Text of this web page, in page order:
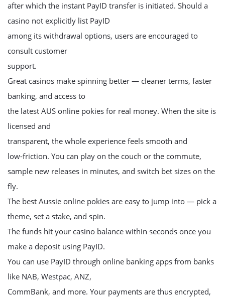
after which the instant PayID transfer is initiated. Should a
casino not explicitly list PayID
among its withdrawal options, users are encouraged to
consult customer
support.
Great casinos make spinning better — cleaner terms, faster
banking, and access to
the latest AUS online pokies for real money. When the site is
licensed and
transparent, the whole experience feels smooth and
low-friction. You can play on the couch or the commute,
sample new releases in minutes, and switch bet sizes on the
fly.
The best Aussie online pokies are easy to jump into — pick a
theme, set a stake, and spin.
The funds hit your casino balance within seconds once you
make a deposit using PayID.
You can use PayID through online banking apps from banks
like NAB, Westpac, ANZ,
CommBank, and more. Your payments are thus encrypted,